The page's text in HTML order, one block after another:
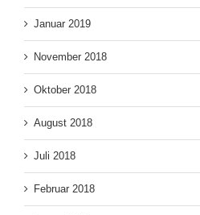
Januar 2019
November 2018
Oktober 2018
August 2018
Juli 2018
Februar 2018